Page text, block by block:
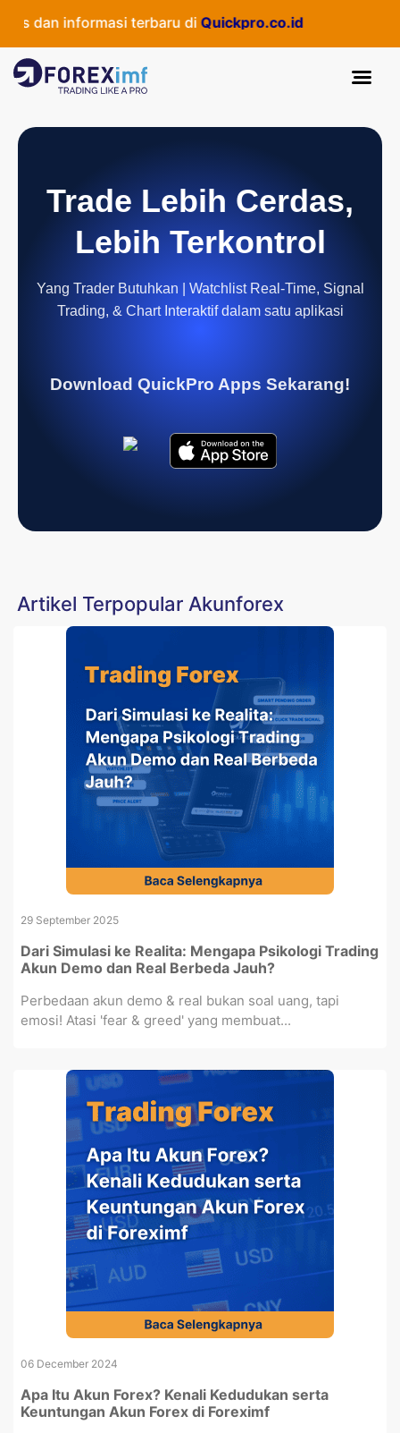
dan informasi terbaru di Quickpro.co.id
Trade Lebih Cerdas,
Lebih Terkontrol
Yang Trader Butuhkan | Watchlist Real-Time, Signal
Trading, & Chart Interaktif dalam satu aplikasi
Download QuickPro Apps Sekarang!
Artikel Terpopular Akunforex
29 September 2025
Dari Simulasi ke Realita: Mengapa Psikologi Trading
Akun Demo dan Real Berbeda Jauh?
Perbedaan akun demo & real bukan soal uang, tapi
emosi! Atasi 'fear & greed' yang membuat...
06 December 2024
Apa Itu Akun Forex? Kenali Kedudukan serta
Keuntungan Akun Forex di Foreximf